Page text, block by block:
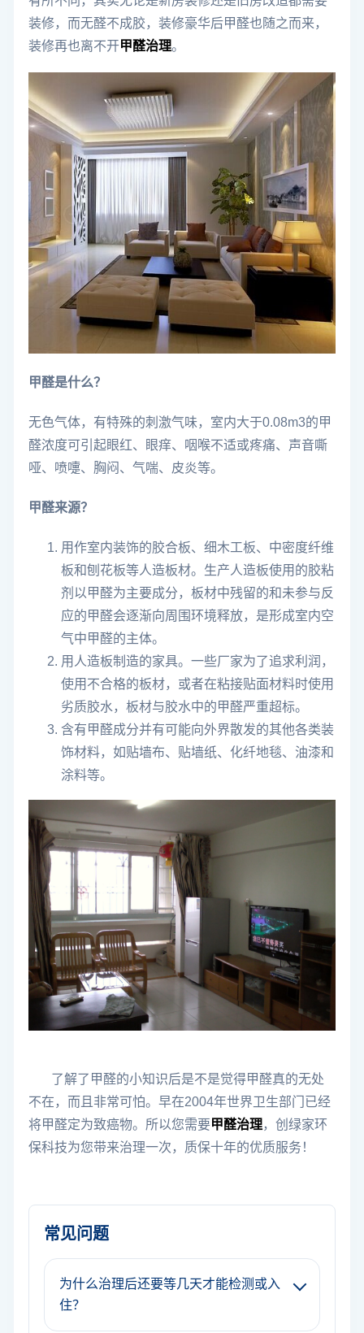
装修，而无醛不成胶，装修豪华后甲醛也随之而来，
装修再也离不开甲醛治理。
甲醛是什么？
无色气体，有特殊的刺激气味，室内大于0.08m3的甲
醛浓度可引起眼红、眼痒、咽喉不适或疼痛、声音嘶
哑、喷嚏、胸闷、气喘、皮炎等。
甲醛来源？
用作室内装饰的胶合板、细木工板、中密度纤维
板和刨花板等人造板材。生产人造板使用的胶粘
剂以甲醛为主要成分，板材中残留的和未参与反
应的甲醛会逐渐向周围环境释放，是形成室内空
气中甲醛的主体。
用人造板制造的家具。一些厂家为了追求利润，
使用不合格的板材，或者在粘接贴面材料时使用
劣质胶水，板材与胶水中的甲醛严重超标。
含有甲醛成分并有可能向外界散发的其他各类装
饰材料，如贴墙布、贴墙纸、化纤地毯、油漆和
涂料等。
了解了甲醛的小知识后是不是觉得甲醛真的无处
不在，而且非常可怕。早在2004年世界卫生部门已经
将甲醛定为致癌物。所以您需要甲醛治理，创绿家环
保科技为您带来治理一次，质保十年的优质服务！
常见问题
为什么治理后还要等几天才能检测或入
住？